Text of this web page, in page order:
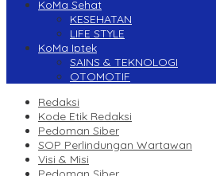
KoMa Sehat
KESEHATAN
LIFE STYLE
KoMa Iptek
SAINS & TEKNOLOGI
OTOMOTIF
Redaksi
Kode Etik Redaksi
Pedoman Siber
SOP Perlindungan Wartawan
Visi & Misi